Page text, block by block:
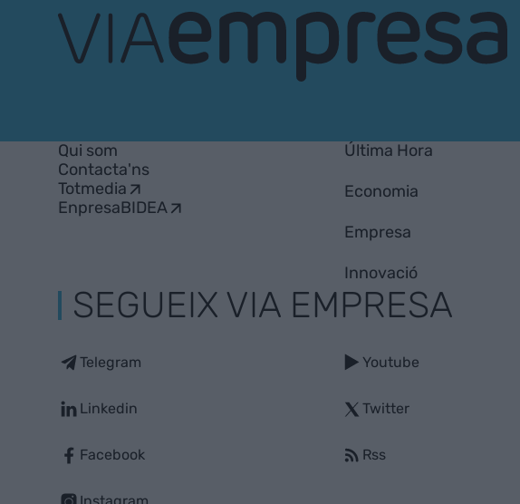
Qui som
Contacta'ns
Totmedia
EnpresaBIDEA
Última Hora
Economia
Empresa
Innovació
SEGUEIX VIA EMPRESA
Telegram
Linkedin
Facebook
Youtube
Twitter
Rss